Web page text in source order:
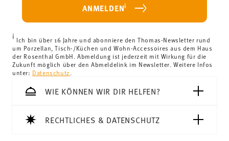
ANMELDENi
i Ich bin über 16 Jahre und abonniere den Thomas-Newsletter rund
um Porzellan, Tisch-/Küchen und Wohn-Accessoires aus dem Haus
der Rosenthal GmbH. Abmeldung ist jederzeit mit Wirkung für die
Zukunft möglich über den Abmeldelink im Newsletter. Weitere Infos
unter: Datenschutz
WIE KÖNNEN WIR DIR HELFEN?
RECHTLICHES & DATENSCHUTZ